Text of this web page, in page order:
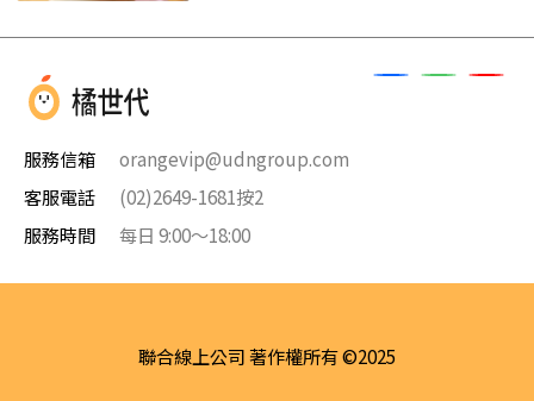
服務信箱
orangevip@udngroup.com
客服電話
(02)2649-1681按2
服務時間
每日 9:00～18:00
聯合線上公司 著作權所有 ©2025